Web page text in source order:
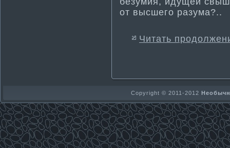
от высшего разума­?..
Читать
Copyright © 2011-2012